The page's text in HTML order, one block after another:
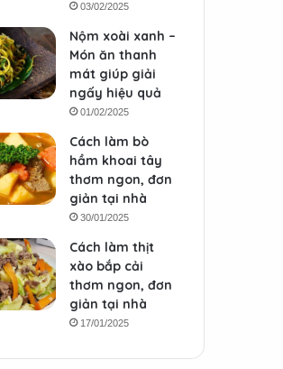
03/02/2025
Nộm xoài xanh –
Món ăn thanh
mát giúp giải
ngấy hiệu quả
01/02/2025
Cách làm bò
hầm khoai tây
thơm ngon, đơn
giản tại nhà
30/01/2025
Cách làm thịt
xào bắp cải
thơm ngon, đơn
giản tại nhà
17/01/2025